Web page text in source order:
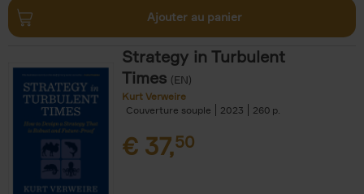
Ajouter au panier
Strategy in Turbulent
Times (EN)
Kurt Verweire
Couverture souple
2023 260
€ 37,50